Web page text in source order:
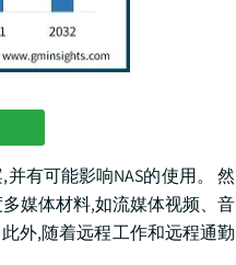
有可能影响NAS的使用。 然
媒体材料,如流媒体视频、音
外,随着远程工作和远程通勤